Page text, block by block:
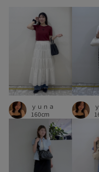
カラーバリ
キャミワンピース ギャ
ジャケット
ス
ストレートデニム スラ
セットアップ対象商品
タイトスカート タンク
チュニック丈 デイリー
デニム生地
ｙｕｎａ
160cm